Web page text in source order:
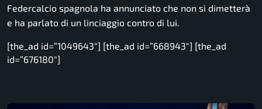
Federcalcio spagnola ha annunciato che non si dimetterà
e ha parlato di un linciaggio contro di lui.
[the_ad id=”1049643″] [the_ad id=”668943″] [the_ad
id=”676180″]